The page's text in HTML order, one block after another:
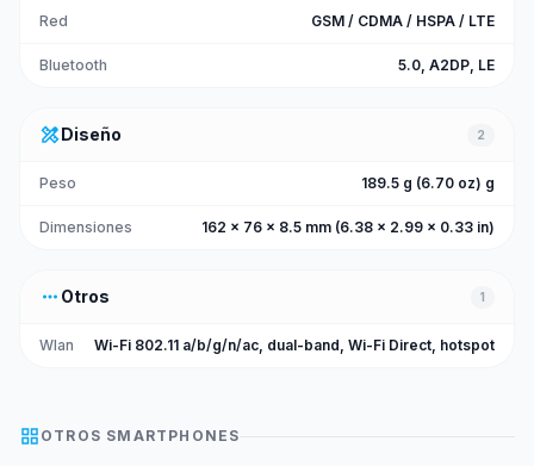
Red GSM / CDMA / HSPA / LTE
Bluetooth 5.0, A2DP, LE
design_servicesDiseño 2
Peso 189.5 g (6.70 oz) g
Dimensiones 162 x 76 x 8.5 mm (6.38 x 2.99 x 0.33 in)
more_horiz Otros 1
Wlan Wi-Fi 802.11 a/b/g/n/ac, dual-band, Wi-Fi Direct, hotspot
grid_view OTROS SMARTPHONES